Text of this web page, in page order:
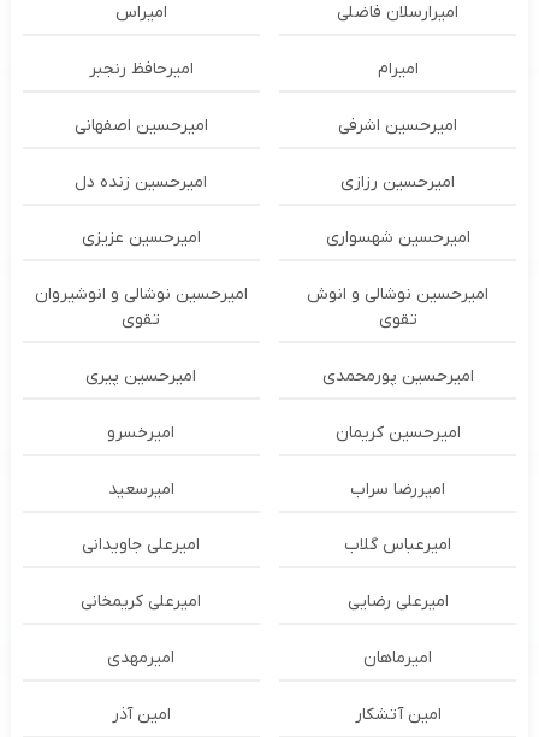
امیرارسلان فاضلی امیراس
امیرام امیرحافظ رنجبر
امیرحسین اشرفی امیرحسین اصفهانی
امیرحسین رزازی امیرحسین زنده دل
امیرحسین شهسواری امیرحسین عزیزی
امیرحسین نوشالی و انوش
تقوی
امیرحسین نوشالی و انوشیروان
تقوی
امیرحسین پورمحمدی امیرحسین پیری
امیرحسین کریمان امیرخسرو
امیررضا سراب امیرسعید
امیرعباس گلاب امیرعلی جاویدانی
امیرعلی رضایی امیرعلی کریمخانی
امیرماهان امیرمهدی
امین آتشکار امین آذر